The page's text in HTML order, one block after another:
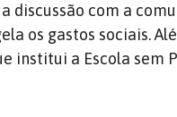
discussão com a
os gastos sociais.
institui a Escola sem